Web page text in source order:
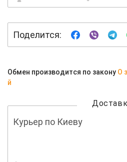
Поделится:
Обмен производится по закону О
й
Курьер по Киеву